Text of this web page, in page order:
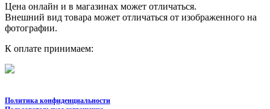
Цена онлайн и в магазинах может отличаться.
Внешний вид товара может отличаться от изображенного на
фотографии.
К оплате принимаем:
Политика конфиденциальности